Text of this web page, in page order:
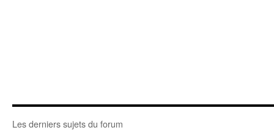
Les derniers sujets du forum